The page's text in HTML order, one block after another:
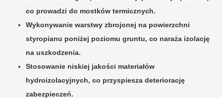
co prowadzi do mostków termicznych.
Wykonywanie warstwy zbrojonej na powierzchni
styropianu poniżej poziomu gruntu, co naraża izolację
na uszkodzenia.
Stosowanie niskiej jakości materiałów
hydroizolacyjnych, co przyspiesza deteriorację
zabezpieczeń.